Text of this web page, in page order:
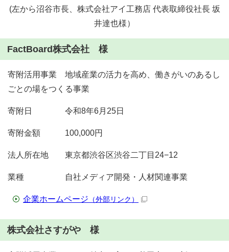
(左から沼谷市長、株式会社アイ工務店 代表取締役社長 坂
井達也様）
FactBoard株式会社 様
寄附活用事業 地域産業の活力を高め、働きがいのあるし
ごとの場をつくる事業
寄附日 令和8年6月25日
寄附金額 100,000円
法人所在地 東京都渋谷区渋谷二丁目24−12
業種 自社メディア開発・人材関連事業
企業ホームページ （外部リンク）
株式会社さすがや 様